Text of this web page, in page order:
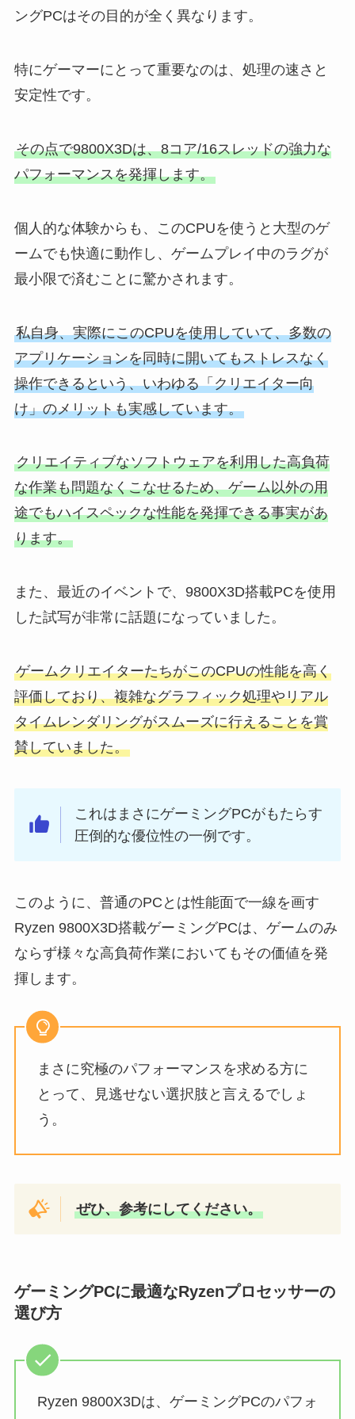
ングPCはその目的が全く異なります。
特にゲーマーにとって重要なのは、処理の速さと
安定性です。
その点で9800X3Dは、8コア/16スレッドの強力な
パフォーマンスを発揮します。
個人的な体験からも、このCPUを使うと大型のゲ
ームでも快適に動作し、ゲームプレイ中のラグが
最小限で済むことに驚かされます。
私自身、実際にこのCPUを使用していて、多数の
アプリケーションを同時に開いてもストレスなく
操作できるという、いわゆる「クリエイター向
け」のメリットも実感しています。
クリエイティブなソフトウェアを利用した高負荷
な作業も問題なくこなせるため、ゲーム以外の用
途でもハイスペックな性能を発揮できる事実があ
ります。
また、最近のイベントで、9800X3D搭載PCを使用
した試写が非常に話題になっていました。
ゲームクリエイターたちがこのCPUの性能を高く
評価しており、複雑なグラフィック処理やリアル
タイムレンダリングがスムーズに行えることを賞
賛していました。
これはまさにゲーミングPCがもたらす
圧倒的な優位性の一例です。
このように、普通のPCとは性能面で一線を画す
Ryzen 9800X3D搭載ゲーミングPCは、ゲームのみ
ならず様々な高負荷作業においてもその価値を発
揮します。
まさに究極のパフォーマンスを求める方に
とって、見逃せない選択肢と言えるでしょ
う。
ぜひ、参考にしてください。
ゲーミングPCに最適なRyzenプロセッサーの
選び方
Ryzen 9800X3Dは、ゲーミングPCのパフォ